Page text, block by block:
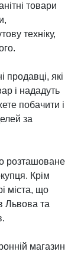
товари
техніку,
продавці, які
і нададуть
побачити і
за
розташоване
Крім
міста, що
Львова та
магазин